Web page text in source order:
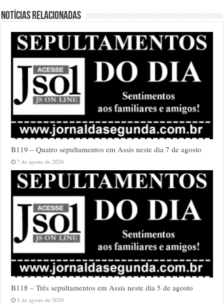
Notícias relacionadas
B119 – Quatro sepultamentos em Assis neste dia 7 de agosto
7 de agosto de 2026
B118 – Três sepultamentos em Assis neste dia 5 de agosto
5 de agosto de 2026